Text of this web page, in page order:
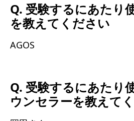
Q. 受験するにあたり
を教えてください
AGOS
Q. 受験するにあたり
ウンセラーを教えて